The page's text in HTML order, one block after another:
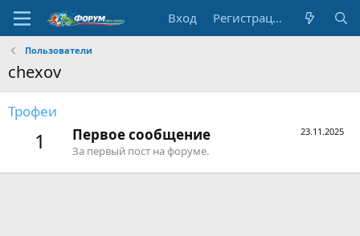
Вход Регистрация
Пользователи
chexov
Трофеи
1 23.11.2025
Первое сообщение
За первый пост на форуме.